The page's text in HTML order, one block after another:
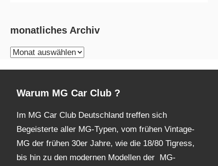
monatliches Archiv
monatliches
Warum MG Car Club ?
Im MG Car Club Deutschland treffen sich
Begeisterte aller MG-Typen, vom frühen Vintage-
MG der frühen 30er Jahre, wie die 18/80 Tigress,
bis hin zu den modernen Modellen der MG-